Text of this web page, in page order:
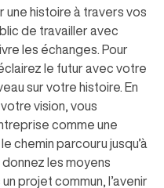
une histoire à travers vos
de travailler avec
les échanges. Pour
le futur avec votre
sur votre histoire. En
vision, vous
comme une
chemin parcouru jusqu’à
les moyens
projet commun, l’avenir